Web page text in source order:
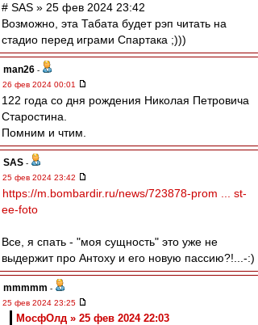
# SAS » 25 фев 2024 23:42
Возможно, эта Табата будет рэп читать на
стадио перед играми Спартака ;)))
man26 -
26 фев 2024 00:01
122 года со дня рождения Николая Петровича
Старостина.
Помним и чтим.
SAS -
25 фев 2024 23:42
https://m.bombardir.ru/news/723878-prom ... st-
ee-foto
Все, я спать - "моя сущность" это уже не
выдержит про Антоху и его новую пассию?!...-:)
mmmmm -
25 фев 2024 23:25
МосфОлд » 25 фев 2024 22:03